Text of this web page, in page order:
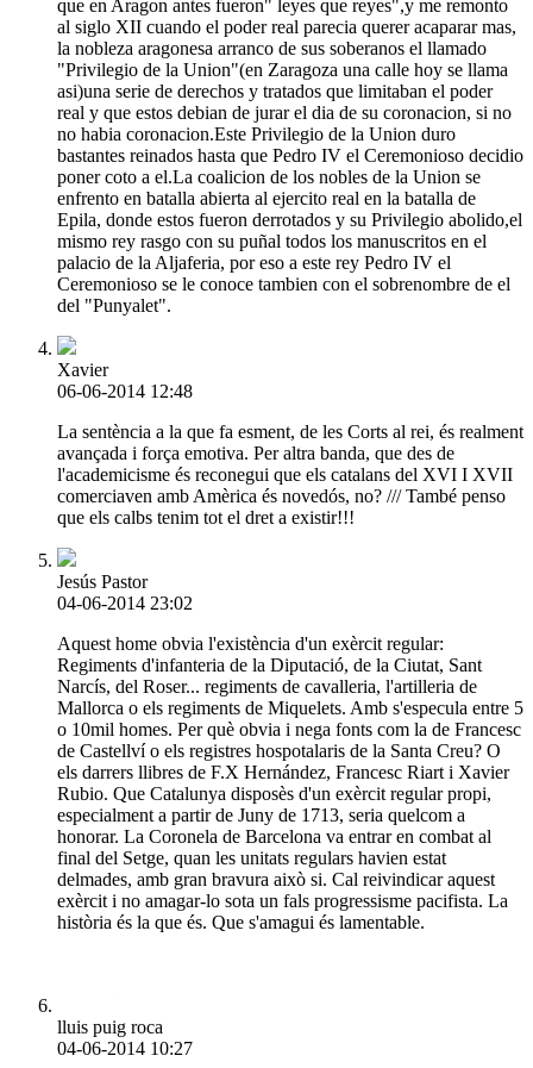
que en Aragon antes fueron" leyes que reyes",y me remonto
al siglo XII cuando el poder real parecia querer acaparar mas,
la nobleza aragonesa arranco de sus soberanos el llamado
"Privilegio de la Union"(en Zaragoza una calle hoy se llama
asi)una serie de derechos y tratados que limitaban el poder
real y que estos debian de jurar el dia de su coronacion, si no
no habia coronacion.Este Privilegio de la Union duro
bastantes reinados hasta que Pedro IV el Ceremonioso decidio
poner coto a el.La coalicion de los nobles de la Union se
enfrento en batalla abierta al ejercito real en la batalla de
Epila, donde estos fueron derrotados y su Privilegio abolido,el
mismo rey rasgo con su puñal todos los manuscritos en el
palacio de la Aljaferia, por eso a este rey Pedro IV el
Ceremonioso se le conoce tambien con el sobrenombre de el
del "Punyalet".
Xavier
06-06-2014 12:48
La sentència a la que fa esment, de les Corts al rei, és realment
avançada i força emotiva. Per altra banda, que des de
l'academicisme és reconegui que els catalans del XVI I XVII
comerciaven amb Amèrica és novedós, no? /// També penso
que els calbs tenim tot el dret a existir!!!
Jesús Pastor
04-06-2014 23:02
Aquest home obvia l'existència d'un exèrcit regular:
Regiments d'infanteria de la Diputació, de la Ciutat, Sant
Narcís, del Roser... regiments de cavalleria, l'artilleria de
Mallorca o els regiments de Miquelets. Amb s'especula entre 5
o 10mil homes. Per què obvia i nega fonts com la de Francesc
de Castellví o els registres hospotalaris de la Santa Creu? O
els darrers llibres de F.X Hernández, Francesc Riart i Xavier
Rubio. Que Catalunya disposès d'un exèrcit regular propi,
especialment a partir de Juny de 1713, seria quelcom a
honorar. La Coronela de Barcelona va entrar en combat al
final del Setge, quan les unitats regulars havien estat
delmades, amb gran bravura això si. Cal reivindicar aquest
exèrcit i no amagar-lo sota un fals progressisme pacifista. La
història és la que és. Que s'amagui és lamentable.
lluis puig roca
04-06-2014 10:27